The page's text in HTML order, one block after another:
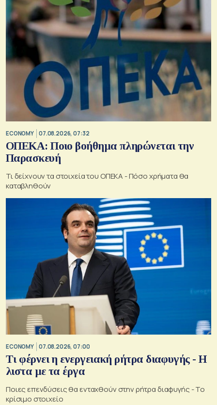
ECONOMY 07.08.2026, 07:32
ΟΠΕΚΑ: Ποιο βοήθημα πληρώνεται την
Παρασκευή
Τι δείχνουν τα στοιχεία του ΟΠΕΚΑ - Πόσο χρήματα θα
καταβληθούν
ECONOMY 07.08.2026, 07:00
Τι φέρνει η ενεργειακή ρήτρα διαφυγής - Η
λιστα με τα έργα
Ποιες επενδύσεις θα ενταχθούν στην ρήτρα διαφυγής - Το
κρίσιμο στοιχείο